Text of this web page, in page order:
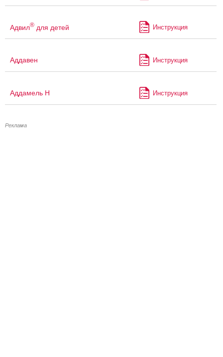
Адвил® для детей Инструкция
Аддавен Инструкция
Аддамель Н Инструкция
Реклама